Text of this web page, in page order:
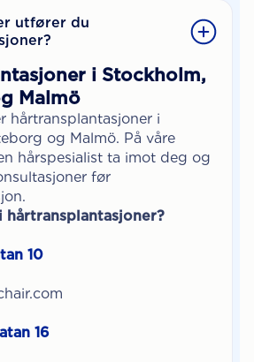
utfører du
i Stockholm,
Malmö
hårtransplantasjoner i
og Malmö. På våre
hårspesialist ta imot deg og
før
10
16